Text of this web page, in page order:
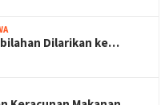
Dilarikan ke…